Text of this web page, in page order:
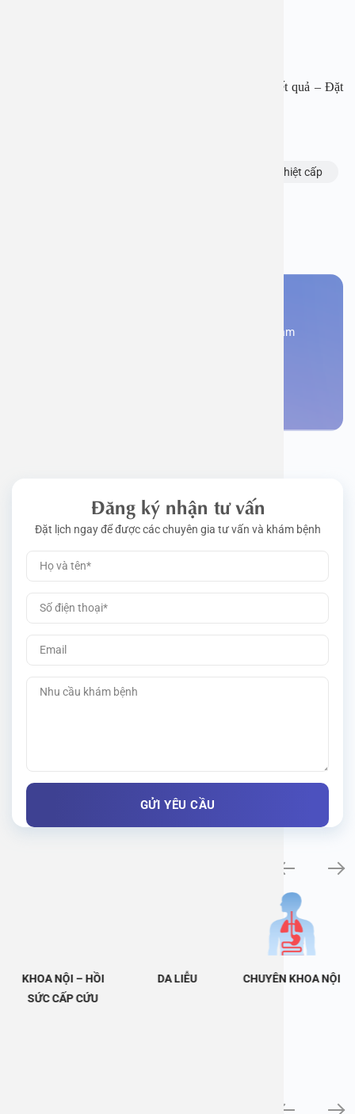
Tải APP Bệnh viện đa khoa An Việt để “Tra cứu kết quả – Đặt
viêm phù nề thanh thiệt cấp
Đăng kí ngay để được các chuyên gia tư vấn và khám
Đăng ký nhận tư vấn
Đặt lịch ngay để được các chuyên gia tư vấn và khám bệnh
KHOA NỘI – HỒI
SỨC CẤP CỨU
DA LIỄU CHUYÊN KHOA NỘI